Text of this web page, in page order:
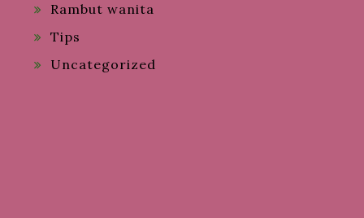
Rambut wanita
Tips
Uncategorized